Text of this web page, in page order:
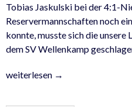
Tobias Jaskulski bei der 4:1-
Reservermannschaften noch
konnte, musste sich die
dem SV Wellenkamp
„Nichts
weiterlesen →